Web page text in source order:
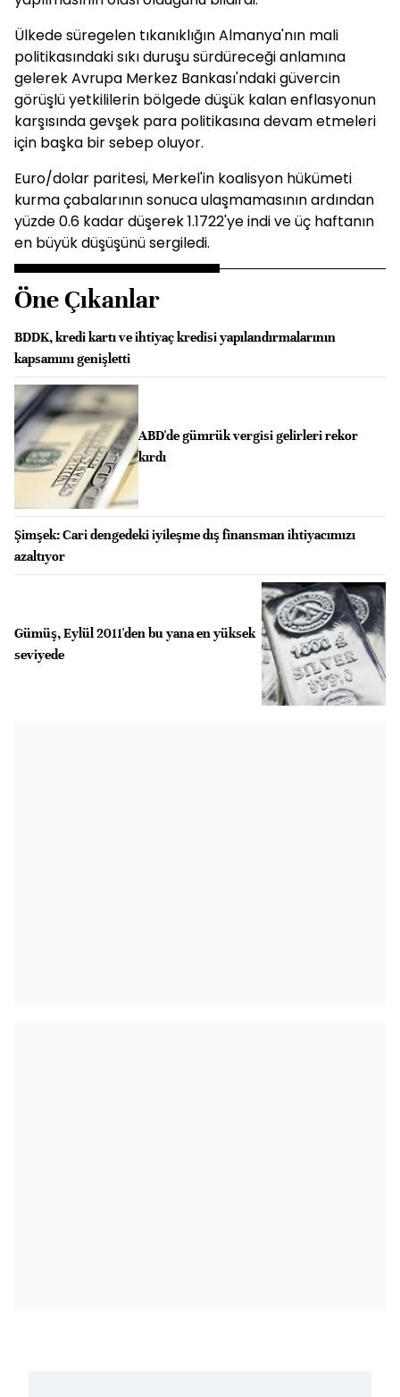
Ülkede süregelen tıkanıklığın Almanya'nın mali
politikasındaki sıkı duruşu sürdüreceği anlamına
gelerek Avrupa Merkez Bankası'ndaki güvercin
görüşlü yetkililerin bölgede düşük kalan enflasyonun
karşısında gevşek para politikasına devam etmeleri
için başka bir sebep oluyor.
Euro/dolar paritesi, Merkel'in koalisyon hükümeti
kurma çabalarının sonuca ulaşmamasının ardından
yüzde 0.6 kadar düşerek 1.1722'ye indi ve üç haftanın
en büyük düşüşünü sergiledi.
Öne Çıkanlar
BDDK, kredi kartı ve ihtiyaç kredisi yapılandırmalarının
kapsamını genişletti
ABD'de gümrük vergisi gelirleri rekor
kırdı
Şimşek: Cari dengedeki iyileşme dış finansman ihtiyacımızı
azaltıyor
Gümüş, Eylül 2011'den bu yana en yüksek
seviyede